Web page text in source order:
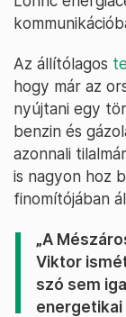
Az állítólagos
hogy már az
nyújtani egy
benzin és
azonnali
is nagyon hoz
finomítójában
„A
Viktor
szó sem
energetikai